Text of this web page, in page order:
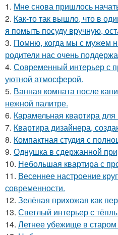
1. Мне снова пришлось
2. Как-то так вышло, что в
я помыть посуду вручную,
3. Помню, когда мы с мужем
родители нас очень
4. Современный интерьер с
уютной атмосферой.
5. Ванная комната после
нежной палитре.
6. Карамельная квартира
7. Квартира дизайнера,
8. Компактная студия с
9. Однушка в сдержанной
10. Небольшая квартира с
11. Весеннее настроение
современности.
12. Зелёная прихожая как
13. Светлый интерьер с
14. Летнее убежище в